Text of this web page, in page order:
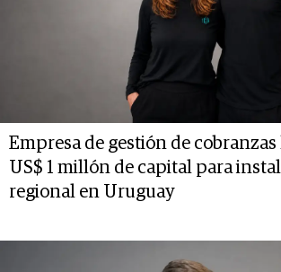
Empresa de gestión de
US$ 1 millón de capital para
regional en Uruguay